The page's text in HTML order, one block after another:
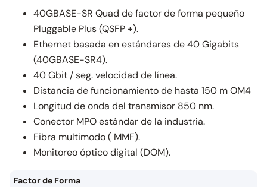
40GBASE-SR Quad de factor de forma pequeño
Pluggable Plus (QSFP +).
Ethernet basada en estándares de 40 Gigabits
(40GBASE-SR4).
40 Gbit / seg. velocidad de línea.
Distancia de funcionamiento de hasta 150 m OM4
Longitud de onda del transmisor 850 nm.
Conector MPO estándar de la industria.
Fibra multimodo ( MMF).
Monitoreo óptico digital (DOM).
Factor de Forma